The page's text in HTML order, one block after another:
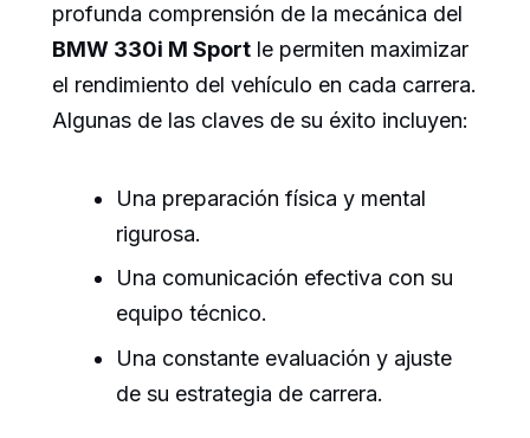
profunda comprensión de la mecánica del
BMW 330i M Sport le permiten maximizar
el rendimiento del vehículo en cada carrera.
Algunas de las claves de su éxito incluyen:
Una preparación física y mental
rigurosa.
Una comunicación efectiva con su
equipo técnico.
Una constante evaluación y ajuste
de su estrategia de carrera.